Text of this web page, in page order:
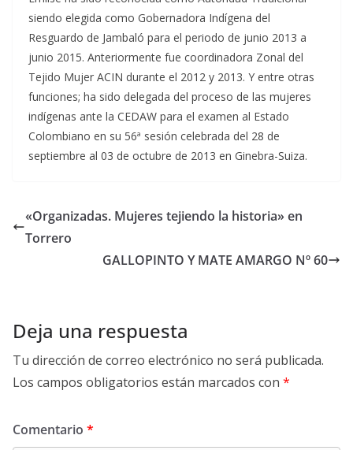
siendo elegida como Gobernadora Indígena del
Resguardo de Jambaló para el periodo de junio 2013 a
junio 2015. Anteriormente fue coordinadora Zonal del
Tejido Mujer ACIN durante el 2012 y 2013. Y entre otras
funciones; ha sido delegada del proceso de las mujeres
indígenas ante la CEDAW para el examen al Estado
Colombiano en su 56ª sesión celebrada del 28 de
septiembre al 03 de octubre de 2013 en Ginebra-Suiza.
«Organizadas. Mujeres tejiendo la historia» en
Torrero
GALLOPINTO Y MATE AMARGO Nº 60
Deja una respuesta
Tu dirección de correo electrónico no será publicada.
Los campos obligatorios están marcados con *
Comentario *